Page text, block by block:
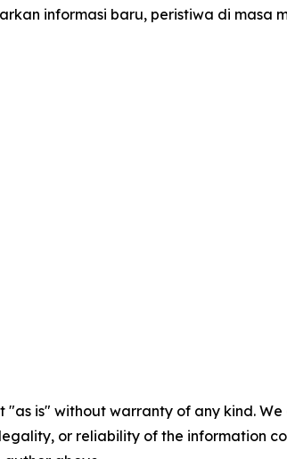
informasi baru, peristiwa di
"as is" without warranty of any kind.
or reliability of the information